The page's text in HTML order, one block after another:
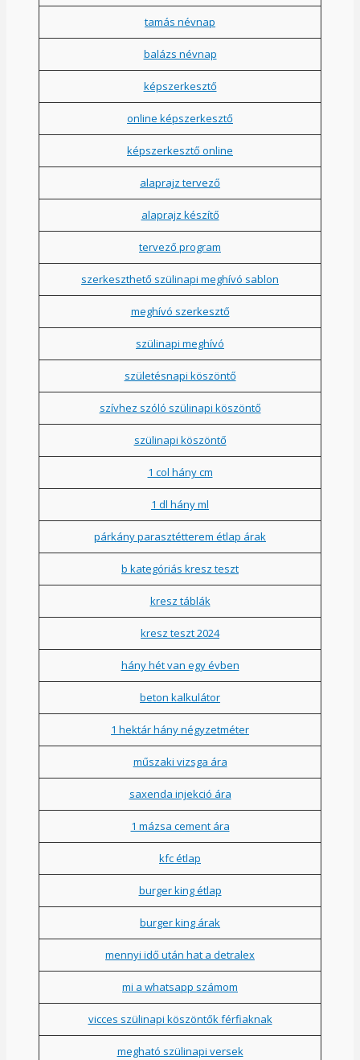
tamás névnap
balázs névnap
képszerkesztő
online képszerkesztő
képszerkesztő online
alaprajz tervező
alaprajz készítő
tervező program
szerkeszthető szülinapi meghívó sablon
meghívó szerkesztő
szülinapi meghívó
születésnapi köszöntő
szívhez szóló szülinapi köszöntő
szülinapi köszöntő
1 col hány cm
1 dl hány ml
párkány parasztétterem étlap árak
b kategóriás kresz teszt
kresz táblák
kresz teszt 2024
hány hét van egy évben
beton kalkulátor
1 hektár hány négyzetméter
műszaki vizsga ára
saxenda injekció ára
1 mázsa cement ára
kfc étlap
burger king étlap
burger king árak
mennyi idő után hat a detralex
mi a whatsapp számom
vicces szülinapi köszöntők férfiaknak
megható szülinapi versek